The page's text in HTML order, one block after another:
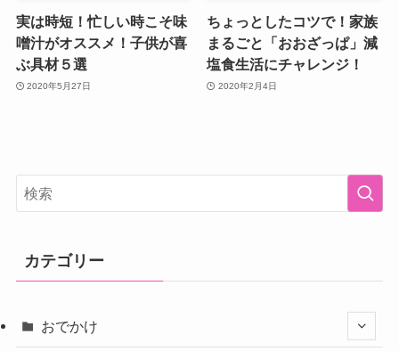
実は時短！忙しい時こそ味
噌汁がオススメ！子供が喜
ぶ具材５選
2020年5月27日
ちょっとしたコツで！家族
まるごと「おおざっぱ」減
塩食生活にチャレンジ！
2020年2月4日
カテゴリー
おでかけ